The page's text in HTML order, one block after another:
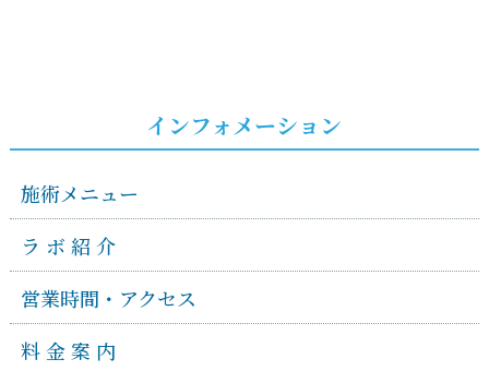
インフォメーション
施術メニュー
ラ ボ 紹 介
営業時間・アクセス
料 金 案 内